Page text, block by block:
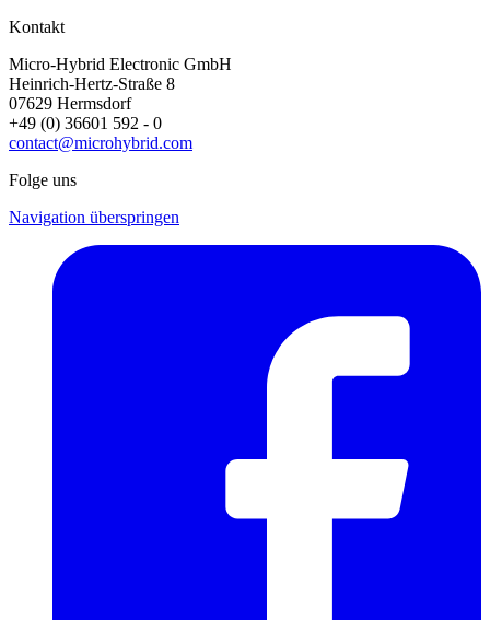
Kontakt
Micro-Hybrid Electronic GmbH
Heinrich-Hertz-Straße 8
07629 Hermsdorf
+49 (0) 36601 592 - 0
contact@microhybrid.com
Folge uns
Navigation überspringen